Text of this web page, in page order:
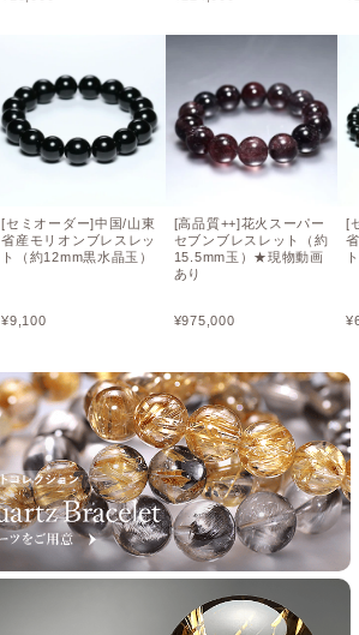
[セミオーダー]中国/山東
省産モリオンブレスレッ
ト（約12mm黒水晶玉）
¥9,100
[高品質++]花火スーパー
セブンブレスレット（約
15.5mm玉）★現物動画
あり
¥975,000
[
¥